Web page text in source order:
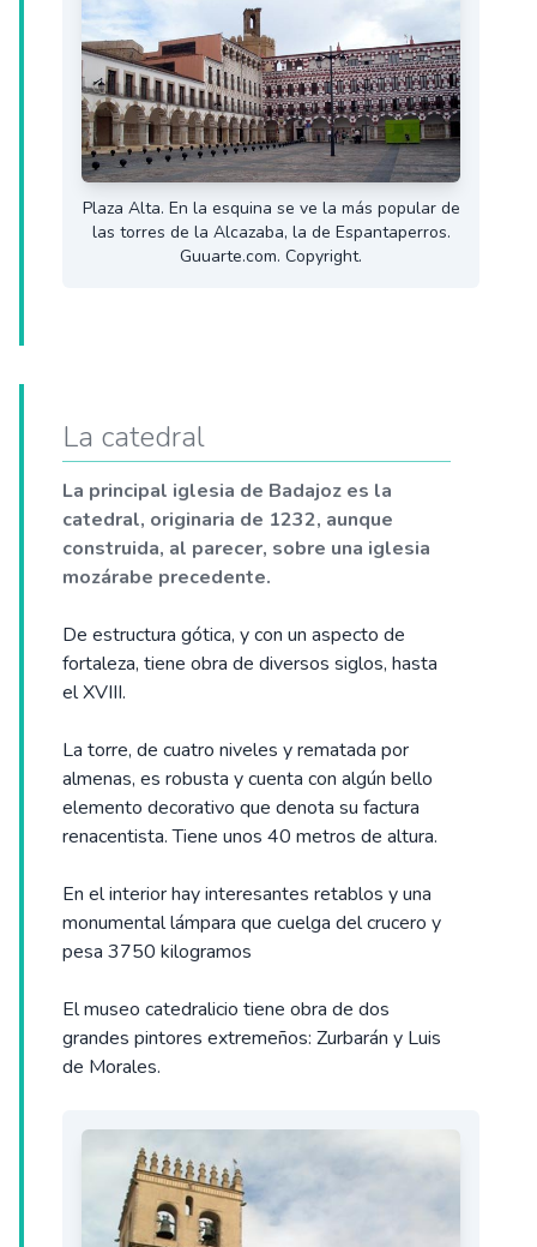
Plaza Alta. En la esquina se ve la más popular de
las torres de la Alcazaba, la de Espantaperros.
Guuarte.com. Copyright.
La catedral
La principal iglesia de Badajoz es la
catedral, originaria de 1232, aunque
construida, al parecer, sobre una iglesia
mozárabe precedente.
De estructura gótica, y con un aspecto de
fortaleza, tiene obra de diversos siglos, hasta
el XVIII.
La torre, de cuatro niveles y rematada por
almenas, es robusta y cuenta con algún bello
elemento decorativo que denota su factura
renacentista. Tiene unos 40 metros de altura.
En el interior hay interesantes retablos y una
monumental lámpara que cuelga del crucero y
pesa 3750 kilogramos
El museo catedralicio tiene obra de dos
grandes pintores extremeños: Zurbarán y Luis
de Morales.